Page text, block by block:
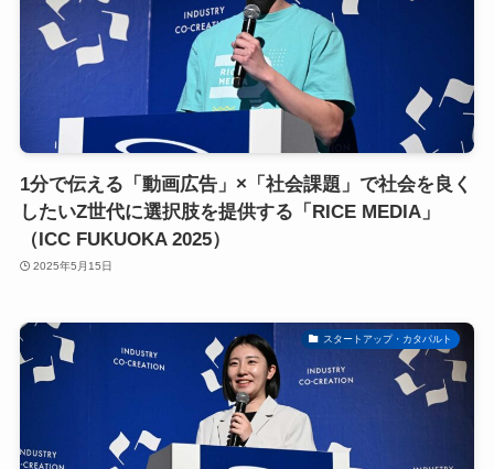
1分で伝える「動画広告」×「社会課題」で社会を良く
したいZ世代に選択肢を提供する「RICE MEDIA」
（ICC FUKUOKA 2025）
2025年5月15日
スタートアップ・カタパルト